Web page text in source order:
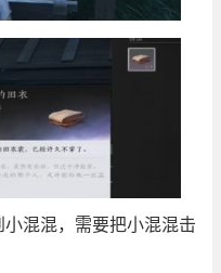
混混，需要把小混混击